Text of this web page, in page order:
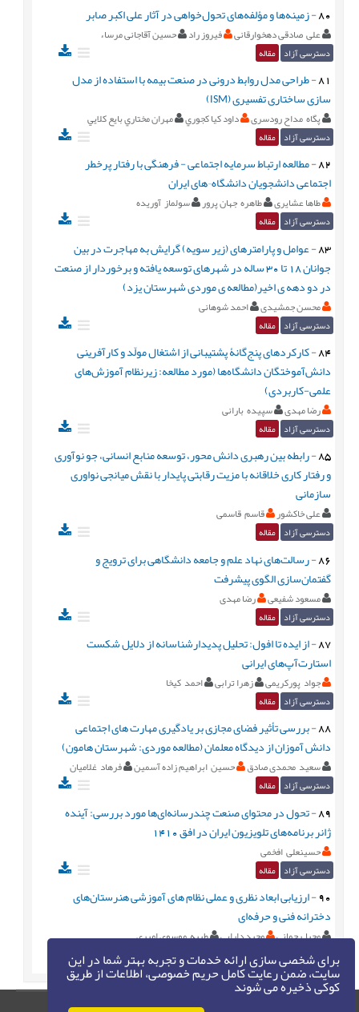
برای شخصی سازی ارائه خدمات و تجربه بهتر شما در این
سایت، ضمن رعایت کامل حریم خصوصی، اطلاعات از طریق
کوکی ذخیره می شوند
80
-زمینه‌ها و مؤلفه‌های تحول‌خواهی در آثار علی اکبر صابر
علی صادقی دهخوارقانی فیروز راد حسین آقاجانی مرساء
دسترسی آزاد مقاله
81
-طراحی مدل روابط درونی در صنعت بیمه با استفاده از مدل
سازی ساختاری تفسیری (ISM)
پگاه مداح رودسری داود كيا كجوري مهران مختاري بايع كلايي
دسترسی آزاد مقاله
82
-مطالعه ارتباط سرمایه اجتماعی - فرهنگی با رفتار پرخطر
اجتماعی دانشجویان دانشگاه¬های ایران
طاها عشایری طاهره جهان پرور سولماز آوریده
دسترسی آزاد مقاله
83
-عوامل و پارامترهای (زیر سویه) گرایش به مهاجرت در بین
جوانان 18 تا 30 ساله در شهرهای توسعه یافته و برخوردار از صنعت
در دو دهه ی اخیر(مطالعه ی موردی شهرستان یزد)
محسن جمشیدی احمد شوهانی
دسترسی آزاد مقاله
84
-کارکردهای پنج‌گانۀ پشتیبانی از اشتغال مولّد و کارآفرینی
دانش‌آموختگان دانشگاه‌ها (مورد مطالعه: زیرنظام آموزش‌های
علمی-کاربردی)
رضا مهدی سپیده بارانی
دسترسی آزاد مقاله
85
-رابطه بین رهبری دانش محور، توسعه منابع انسانی، جو نوآوری
و رفتار کاری خلاقانه با مزیت رقابتی پایدار با نقش میانجی نواوری
سازمانی
علی خاکشور قاسم قاسمی
دسترسی آزاد مقاله
86
-رسالت‌های نهاد علم و جامعه دانشگاهی برای ترویج و
گفتمان‌سازی الگوی پیشرفت
مسعود شفیعی رضا مهدی
دسترسی آزاد مقاله
87
-از ایده تا افول: تحلیل پدیدارشناسانه از دلایل شکست
استارت‌آپ‌های ایرانی
جواد پورکریمی زهرا ترابی احمد کیخا
دسترسی آزاد مقاله
88
-بررسی تأثیر فضای مجازی بر یادگیری مهارت های اجتماعی
دانش آموزان از دیدگاه معلمان (مطالعه موردی: شهرستان هامون)
سعید محمدی صادق حسین ابراهیم زاده آسمین فرهاد غلامیان
دسترسی آزاد مقاله
89
-تحول در محتوای صنعت چندرسانه‌ای‌ها مورد بررسی: آینده‌
ژانر برنامه‌های تلویزیون ایران در افق 1410
حسینعلی افخمی
دسترسی آزاد مقاله
90
-ارزیابی ابعاد نظری و عملی نظام های آموزشی هنرستان‌های
دخترانه فنی و حرفه‌ای
محیا رحمانی مجید دارابی طیبه موسوی امیری